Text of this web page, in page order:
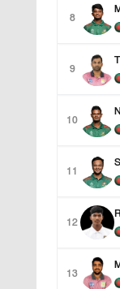
8
9
10
11
12
13